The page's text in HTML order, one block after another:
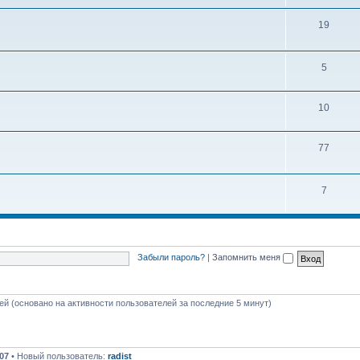
м
19
5Т
м
ы
10Т
77
7Т
Забыли пароль? Запомнить меня
(основано на активности пользователей за последние 5 минут)
• Новый пользователь: radist